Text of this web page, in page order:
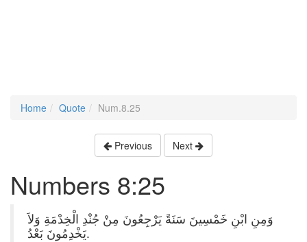
Home Quote Num.8.25
Previous Next
Numbers 8:25
وَمِنِ ابْنِ خَمْسِينَ سَنَةً يَرْجِعُونَ مِنْ جُنْدِ الْخِدْمَةِ وَلاَ
يَخْدِمُونَ بَعْدُ.